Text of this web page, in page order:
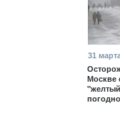
31
Москве